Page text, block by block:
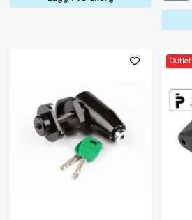
Outlet